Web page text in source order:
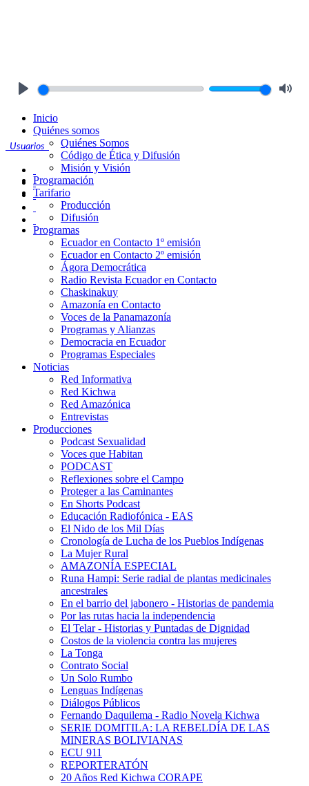
Usuarios
Inicio
Quiénes somos
Quiénes Somos
Código de Ética y Difusión
Misión y Visión
Programación
Tarifario
Producción
Difusión
Programas
Ecuador en Contacto 1º emisión
Ecuador en Contacto 2º emisión
Ágora Democrática
Radio Revista Ecuador en Contacto
Chaskinakuy
Amazonía en Contacto
Voces de la Panamazonía
Programas y Alianzas
Democracia en Ecuador
Programas Especiales
Noticias
Red Informativa
Red Kichwa
Red Amazónica
Entrevistas
Producciones
Podcast Sexualidad
Voces que Habitan
PODCAST
Reflexiones sobre el Campo
Proteger a las Caminantes
En Shorts Podcast
Educación Radiofónica - EAS
El Nido de los Mil Días
Cronología de Lucha de los Pueblos Indígenas
La Mujer Rural
AMAZONÍA ESPECIAL
Runa Hampi: Serie radial de plantas medicinales
ancestrales
En el barrio del jabonero - Historias de pandemia
Por las rutas hacia la independencia
El Telar - Historias y Puntadas de Dignidad
Costos de la violencia contra las mujeres
La Tonga
Contrato Social
Un Solo Rumbo
Lenguas Indígenas
Diálogos Públicos
Fernando Daquilema - Radio Novela Kichwa
SERIE DOMITILA: LA REBELDÍA DE LAS
MINERAS BOLIVIANAS
ECU 911
REPORTERATÓN
20 Años Red Kichwa CORAPE